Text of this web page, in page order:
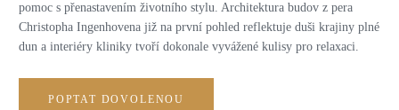
pomoc s přenastavením životního stylu. Architektura budov z pera
Christopha Ingenhovena již na první pohled reflektuje duši krajiny plné
dun a interiéry kliniky tvoří dokonale vyvážené kulisy pro relaxaci.
POPTAT DOVOLENOU